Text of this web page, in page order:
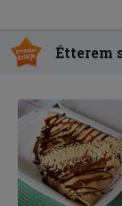
Étterem